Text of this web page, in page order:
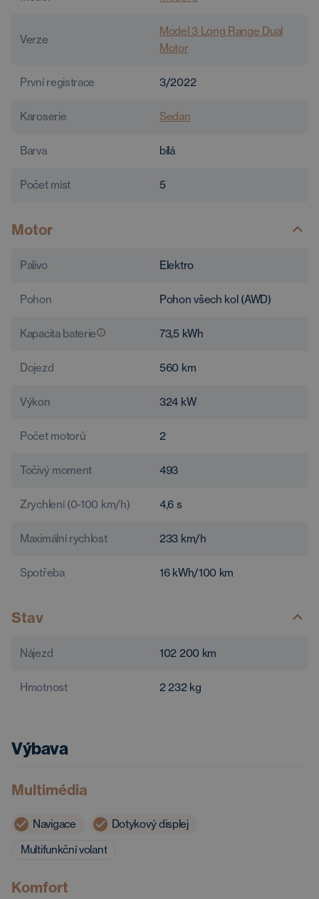
Verze
Model 3 Long Range Dual
Motor
První registrace 3/2022
Karoserie Sedan
Barva bílá
Počet míst 5
Motor
Palivo Elektro
Pohon Pohon všech kol (AWD)
Kapacita baterie 73,5 kWh
Dojezd 560 km
Výkon 324 kW
Počet motorů 2
Točivý moment 493
Zrychlení (0-100 km/h) 4,6 s
Maximální rychlost 233 km/h
Spotřeba 16 kWh/100 km
Stav
Nájezd 102 200 km
Hmotnost 2 232 kg
Výbava
Multimédia
Navigace
Dotykový displej
Multifunkční volant
Komfort